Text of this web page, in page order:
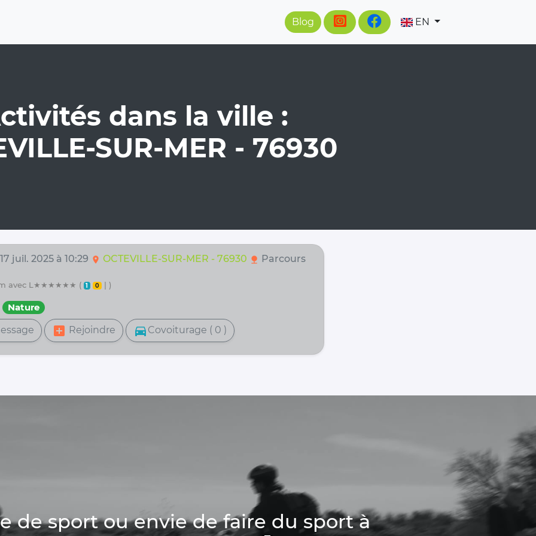
Blog EN
dans la ville :
SUR-MER - 76930
juil. 2025 à 10:29 location_on OCTEVILLE-SUR-MER - 76930 nature Parcours
avec L★★★★★★ ( 1 0 | )
Nature
add_box Rejoindre directions_car Covoiturage ( 0 )
de sport ou envie de faire du sport à